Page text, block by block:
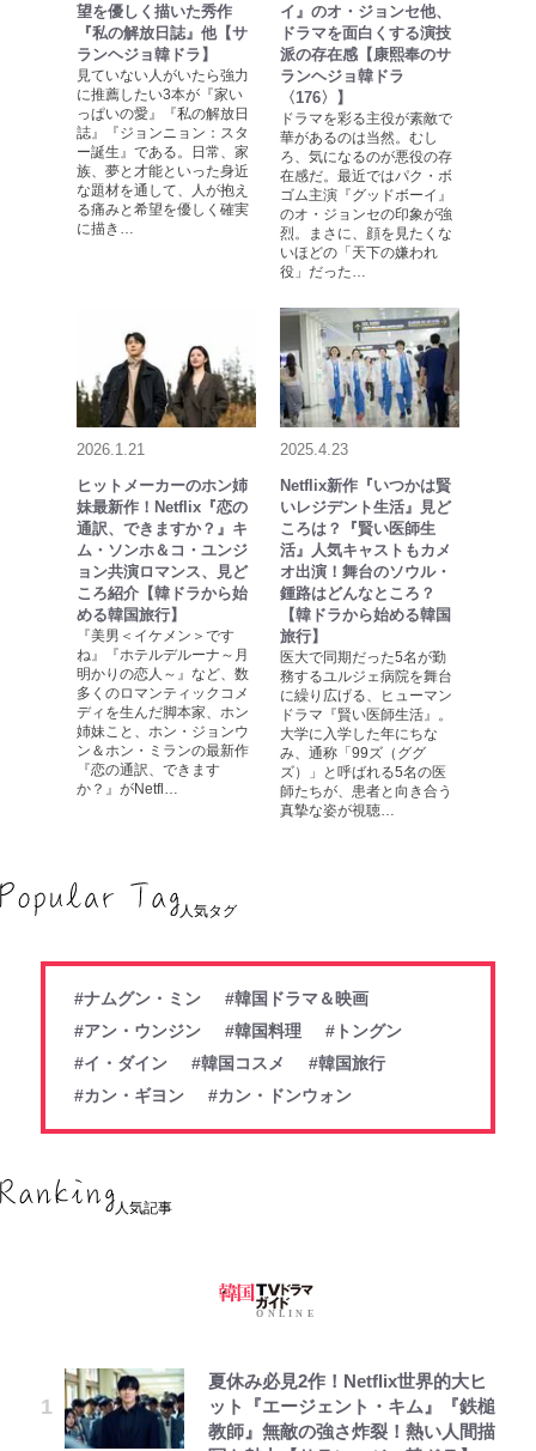
望を優しく描いた秀作
『私の解放日誌』他【サ
ランヘジョ韓ドラ】
見ていない人がいたら強力
に推薦したい3本が『家い
っぱいの愛』『私の解放日
誌』『ジョンニョン：スタ
ー誕生』である。日常、家
族、夢と才能といった身近
な題材を通して、人が抱え
る痛みと希望を優しく確実
に描き…
イ』のオ・ジョンセ他、
ドラマを面白くする演技
派の存在感【康熙奉のサ
ランヘジョ韓ドラ
〈176〉】
ドラマを彩る主役が素敵で
華があるのは当然。むし
ろ、気になるのが悪役の存
在感だ。最近ではパク・ボ
ゴム主演『グッドボーイ』
のオ・ジョンセの印象が強
烈。まさに、顔を見たくな
いほどの「天下の嫌われ
役」だった…
2026.1.21
ヒットメーカーのホン姉
妹最新作！Netflix『恋の
通訳、できますか？』キ
ム・ソンホ＆コ・ユンジ
ョン共演ロマンス、見ど
ころ紹介【韓ドラから始
める韓国旅行】
『美男＜イケメン＞です
ね』『ホテルデルーナ～月
明かりの恋人～』など、数
多くのロマンティックコメ
ディを生んだ脚本家、ホン
姉妹こと、ホン・ジョンウ
ン＆ホン・ミランの最新作
『恋の通訳、できます
か？』がNetfl…
2025.4.23
Netflix新作『いつかは賢
いレジデント生活』見ど
ころは？『賢い医師生
活』人気キャストもカメ
オ出演！舞台のソウル・
鍾路はどんなところ？
【韓ドラから始める韓国
旅行】
医大で同期だった5名が勤
務するユルジェ病院を舞台
に繰り広げる、ヒューマン
ドラマ『賢い医師生活』。
大学に入学した年にちな
み、通称「99ズ（ググ
ズ）」と呼ばれる5名の医
師たちが、患者と向き合う
真摯な姿が視聴…
人気タグ
#ナムグン・ミン
#韓国ドラマ＆映画
#アン・ウンジン
#韓国料理
#トングン
#イ・ダイン
#韓国コスメ
#韓国旅行
#カン・ギヨン
#カン・ドンウォン
人気記事
夏休み必見2作！Netflix世界的大ヒ
ット『エージェント・キム』『鉄槌
教師』無敵の強さ炸裂！熱い人間描